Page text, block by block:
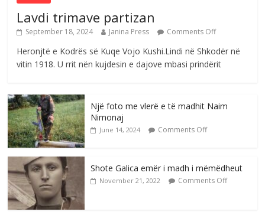
Lavdi trimave partizan
September 18, 2024 Janina Press Comments Off
Heronjtë e Kodrës së Kuqe Vojo Kushi.Lindi në Shkodër në
vitin 1918. U rrit nën kujdesin e dajove mbasi prindërit
Një foto me vlerë e të madhit Naim
Nimonaj
June 14, 2024 Comments Off
Shote Galica emër i madh i mëmëdheut
November 21, 2022 Comments Off